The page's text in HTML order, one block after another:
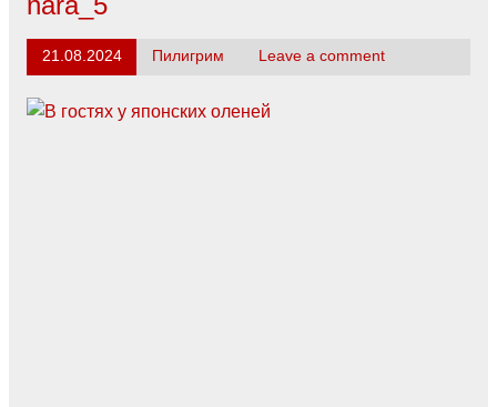
21.08.2024 Пилигрим Leave a comment